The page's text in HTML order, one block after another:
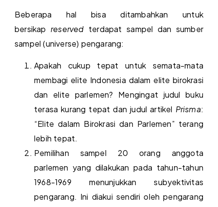
Beberapa hal bisa ditambahkan untuk
bersikapreserved terdapat sampel dan sumber
sampel (universe) pengarang:
Apakah cukup tepat untuk semata-mata
membagi elite Indonesia dalam elite birokrasi
dan elite parlemen? Mengingat judul buku
terasa kurang tepat dan judul artikel Prisma:
“Elite dalam Birokrasi dan Parlemen” terang
lebih tepat.
Pemilihan sampel 20 orang anggota
parlemen yang dilakukan pada tahun-tahun
1968-1969 menunjukkan subyektivitas
pengarang. Ini diakui sendiri oleh pengarang